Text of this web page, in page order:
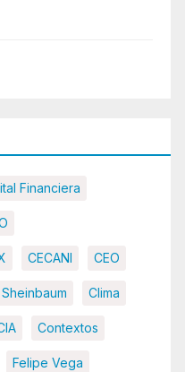
Financiera
CECANI CEO
Clima
Contextos
Felipe Vega